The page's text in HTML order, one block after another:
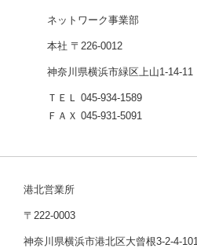
ネットワーク事業部
本社 〒226-0012
神奈川県横浜市緑区上山1-14-11
ＴＥＬ 045-934-1589
ＦＡＸ 045-931-5091
港北営業所
〒222-0003
神奈川県横浜市港北区大曾根3-2-4-101